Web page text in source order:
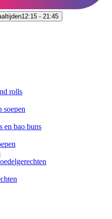
12:15 - 21:45
rolls
soepen
en bao buns